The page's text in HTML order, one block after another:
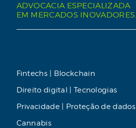
ADVOCACIA ESPECIALIZADA
EM MERCADOS INOVADORES.
Fintechs | Blockchain
Direito digital | Tecnologias
Privacidade | Proteção de dados
Cannabis